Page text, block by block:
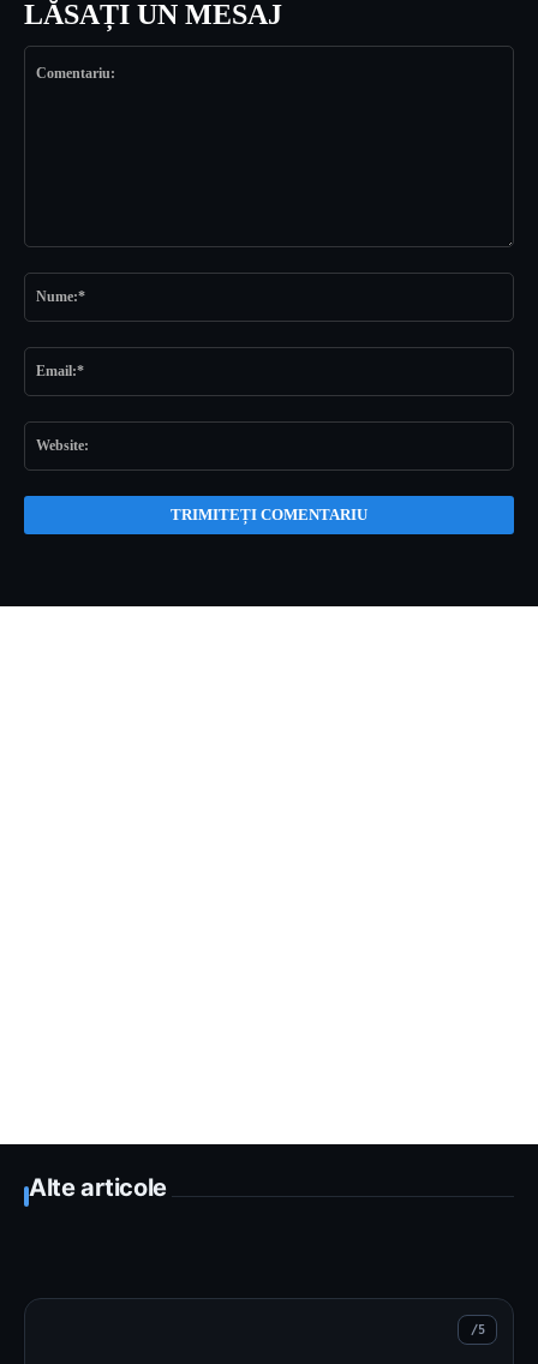
LĂSAȚI UN MESAJ
Alte articole